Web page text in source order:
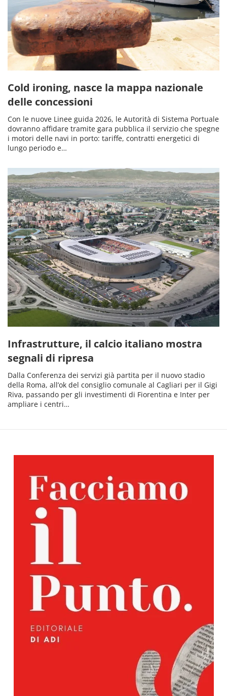
Cold ironing, nasce la mappa nazionale
delle concessioni
Con le nuove Linee guida 2026, le Autorità di Sistema Portuale
dovranno affidare tramite gara pubblica il servizio che spegne
i motori delle navi in porto: tariffe, contratti energetici di
lungo periodo e…
Infrastrutture, il calcio italiano mostra
segnali di ripresa
Dalla Conferenza dei servizi già partita per il nuovo stadio
della Roma, all’ok del consiglio comunale al Cagliari per il Gigi
Riva, passando per gli investimenti di Fiorentina e Inter per
ampliare i centri…